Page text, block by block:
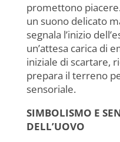
promettono
un suono delicato
segnala l’inizio
un’attesa carica di
iniziale di scartare,
prepara il terreno
sensoriale.
SIMBOLISMO E
DELL’UOVO